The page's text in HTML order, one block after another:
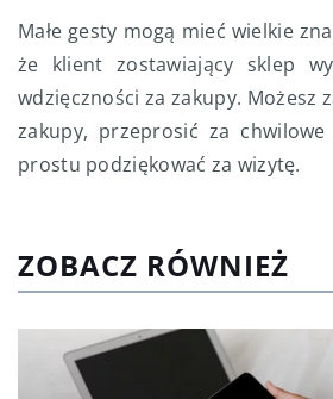
Małe gesty mogą mieć wielkie
że klient zostawiający sklep
wdzięczności za zakupy. Możesz
zakupy, przeprosić za
prostu podziękować za wizytę.
ZOBACZ RÓWNIEŻ